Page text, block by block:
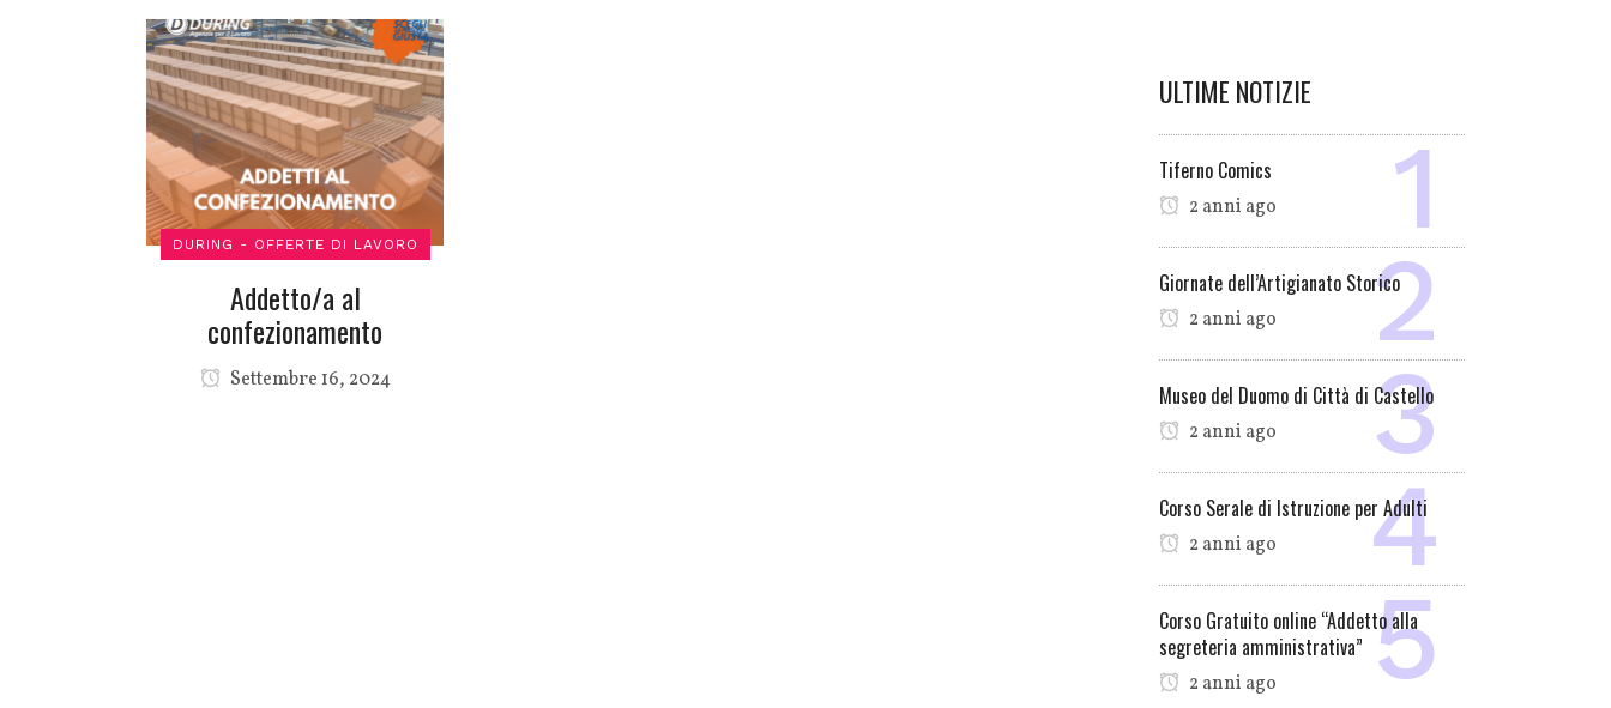
DURING - OFFERTE DI LAVORO
Addetto/a al
confezionamento
Settembre 16, 2024
ULTIME NOTIZIE
Tiferno Comics
2 anni ago
Giornate dell’Artigianato Storico
2 anni ago
Museo del Duomo di Città di Castello
2 anni ago
Corso Serale di Istruzione per Adulti
2 anni ago
Corso Gratuito online “Addetto alla
segreteria amministrativa”
2 anni ago